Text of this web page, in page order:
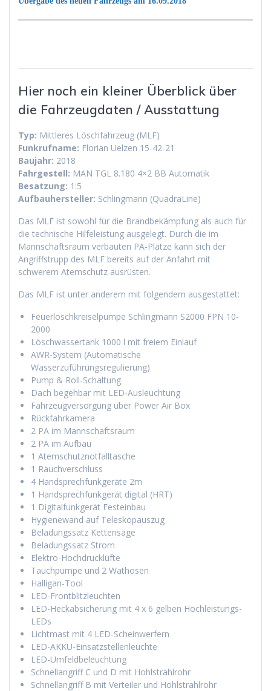
Hier noch ein kleiner Überblick über
die Fahrzeugdaten / Ausstattung
Typ: Mittleres Löschfahrzeug (MLF)
Funkrufname: Florian Uelzen 15-42-21
Baujahr: 2018
Fahrgestell: MAN TGL 8.180 4×2 BB Automatik
Besatzung: 1:5
Aufbauhersteller: Schlingmann (QuadraLine)
Das MLF ist sowohl für die Brandbekämpfung als auch für
die technische Hilfeleistung ausgelegt. Durch die im
Mannschaftsraum verbauten PA-Plätze kann sich der
Angriffstrupp des MLF bereits auf der Anfahrt mit
schwerem Atemschutz ausrüsten.
Das MLF ist unter anderem mit folgendem ausgestattet:
Feuerlöschkreiselpumpe Schlingmann S2000 FPN 10-
2000
Löschwassertank 1000 l mit freiem Einlauf
AWR-System (Automatische
Wasserzuführungsregulierung)
Pump & Roll-Schaltung
Dach begehbar mit LED-Ausleuchtung
Fahrzeugversorgung über Power Air Box
Rückfahrkamera
2 PA im Mannschaftsraum
2 PA im Aufbau
1 Atemschutznotfalltasche
1 Rauchverschluss
4 Handsprechfunkgeräte 2m
1 Handsprechfunkgerät digital (HRT)
1 Digitalfunkgerät Festeinbau
Hygienewand auf Teleskopauszug
Beladungssatz Kettensäge
Beladungssatz Strom
Elektro-Hochdrucklüfte
Tauchpumpe und 2 Wathosen
Halligan-Tool
LED-Frontblitzleuchten
LED-Heckabsicherung mit 4 x 6 gelben Hochleistungs-
LEDs
Lichtmast mit 4 LED-Scheinwerfern
LED-AKKU-Einsatzstellenleuchte
LED-Umfeldbeleuchtung
Schnellangriff C und D mit Hohlstrahlrohr
Schnellangriff B mit Verteiler und Hohlstrahlrohr